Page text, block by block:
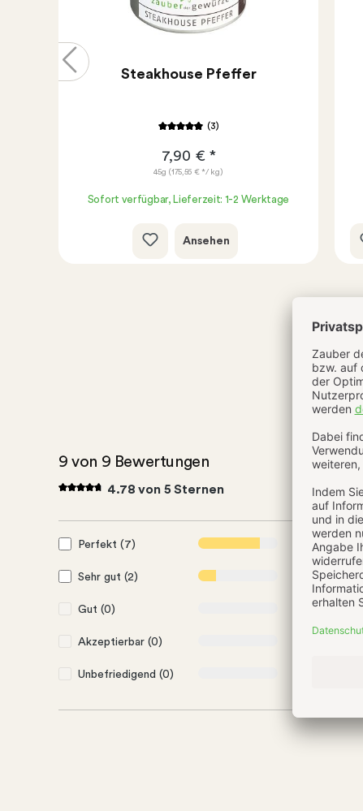
Steakhouse Pfeffer
(3)
7,90 € *
45g (175,56 € */ kg)
Sofort verfügbar, Lieferzeit: 1-2 Werktage
Ansehen
9 von 9 Bewertungen
4.78 von 5 Sternen
Perfekt (7) 78%
Sehr gut (2) 22%
Gut (0) 0%
Akzeptierbar (0)
Unbefriedigend (0)